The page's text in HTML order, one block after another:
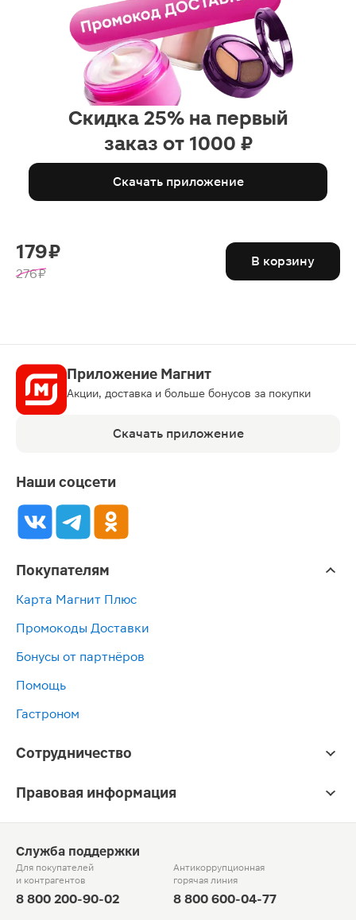
Скидка 25% на первый
заказ от 1000 ₽
Скачать приложение
179 ₽
276 ₽
В корзину
Приложение Магнит
Акции, доставка и больше бонусов за покупки
Скачать приложение
Наши соцсети
Покупателям
Карта Магнит Плюс
Промокоды Доставки
Бонусы от партнёров
Помощь
Гастроном
Сотрудничество
Правовая информация
Служба поддержки
Для покупателей
и контрагентов
8 800 200-90-02
Антикоррупционная
горячая линия
8 800 600-04-77